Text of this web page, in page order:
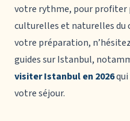
votre rythme, pour profiter
culturelles et naturelles
votre préparation,
guides sur Istanbul,
visiter Istanbul en 2026qui
votre séjour.